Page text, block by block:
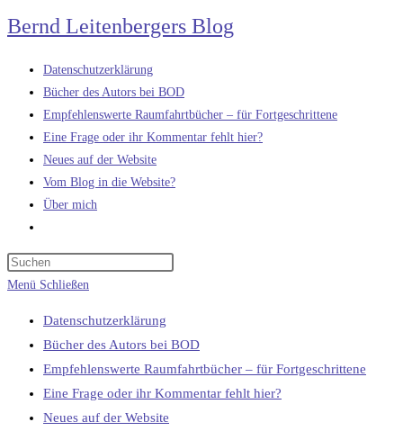
Zum
Inhalt
springen
Bernd Leitenbergers Blog
Datenschutzerklärung
Bücher des Autors bei BOD
Empfehlenswerte Raumfahrtbücher – für Fortgeschrittene
Eine Frage oder ihr Kommentar fehlt hier?
Neues auf der Website
Vom Blog in die Website?
Über mich
umschalten
Menü Schließen
Datenschutzerklärung
Bücher des Autors bei BOD
Empfehlenswerte Raumfahrtbücher – für Fortgeschrittene
Eine Frage oder ihr Kommentar fehlt hier?
Neues auf der Website